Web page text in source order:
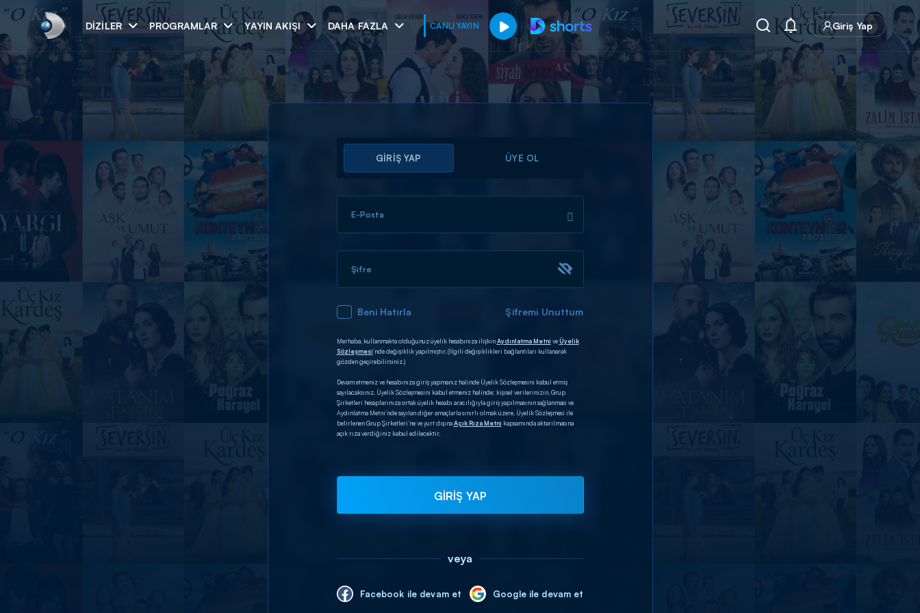
DIZILER PROGRAMLAR YAYIN AKIŞI DAHA FAZLA CANLI YAYIN Giriş Yap
Arama
ARAMA SONUÇLARI
GİRİŞ YAP ÜYE OL
E-Posta
Şifre
Beni Hatırla Şifremi Unuttum
Merhaba, kullanmakta olduğunuz üyelik hesabınıza ilişkinAydınlatma Metni veÜyelik
Sözleşmesi’nde değişiklik yapılmıştır. (İlgili değişiklikleri bağlantıları kullanarak
gözden geçirebilirsiniz.)
Devam etmeniz ve hesabınıza giriş yapmanız halinde Üyelik Sözleşmesini kabul etmiş
sayılacaksınız. Üyelik Sözleşmesini kabul etmeniz halinde; kişisel verilerinizin, Grup
Şirketleri hesaplarınıza ortak üyelik hesabı aracılığıyla giriş yapılmasının sağlanması ve
Aydınlatma Metni’nde sayılan diğer amaçlarla sınırlı olmak üzere, Üyelik Sözleşmesi ile
belirlenen Grup Şirketleri’ne ve yurt dışınaAçık Rıza Metni kapsamında aktarılmasına
açık rıza verdiğiniz kabul edilecektir.
GİRİŞ YAP
veya
Facebook ile devam et Google ile devam et